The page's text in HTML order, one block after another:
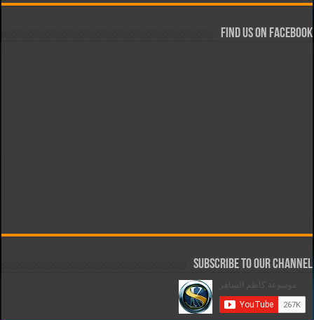
Find us on Facebook
Subscribe to our Channel